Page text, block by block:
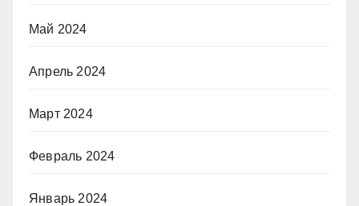
Май 2024
Апрель 2024
Март 2024
Февраль 2024
Январь 2024